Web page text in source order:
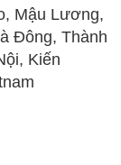
Mậu Lương,
Đông, Thành
Kiến